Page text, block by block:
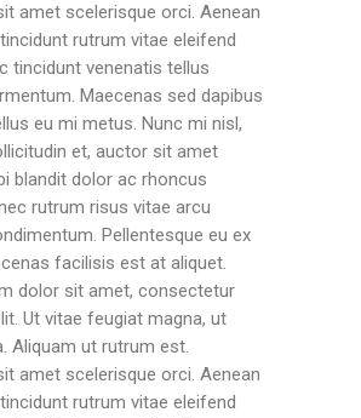
amet scelerisque orci. Aenean
rutrum vitae eleifend
tincidunt venenatis tellus
Maecenas sed dapibus
eu mi metus. Nunc mi nisl,
et, auctor sit amet
blandit dolor ac rhoncus
rutrum risus vitae arcu
Pellentesque eu ex
facilisis est at aliquet.
dolor sit amet, consectetur
Ut vitae feugiat magna, ut
Aliquam ut rutrum est.
amet scelerisque orci. Aenean
rutrum vitae eleifend